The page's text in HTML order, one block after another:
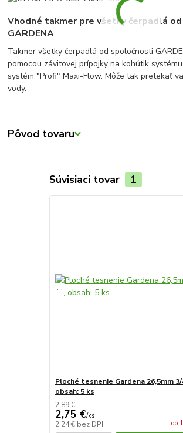
Vhodné takmer pre všetky čerpadlá
GARDENA
Takmer všetky čerpadlá od spoločnosti
pomocou závitovej prípojky na kohútik
systém "Profi" Maxi-Flow. Môže tak pretekať
vody.
Pôvod tovaru
Súvisiaci tovar 1
Ploché tesnenie Gardena 26,5mm 3/
obsah: 5 ks
2,89 €
2,75 €/ks
2,24 € bez DPH do